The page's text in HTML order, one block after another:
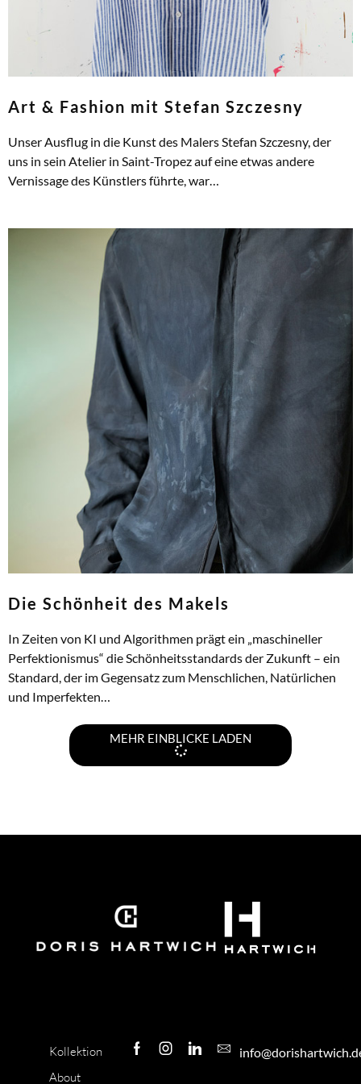
Art & Fashion mit Stefan Szczesny
Unser Ausflug in die Kunst des Malers Stefan Szczesny, der
uns in sein Atelier in Saint-Tropez auf eine etwas andere
Vernissage des Künstlers führte, war…
Die Schönheit des Makels
In Zeiten von KI und Algorithmen prägt ein „maschineller
Perfektionismus“ die Schönheitsstandards der Zukunft – ein
Standard, der im Gegensatz zum Menschlichen, Natürlichen
und Imperfekten…
MEHR EINBLICKE LADEN
Kollektion
About